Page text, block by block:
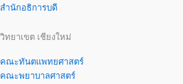
สำนักอธิการบดี
วิทยาเขต เชียงใหม่
คณะทันตแพทยศาสตร์
คณะพยาบาลศาสตร์